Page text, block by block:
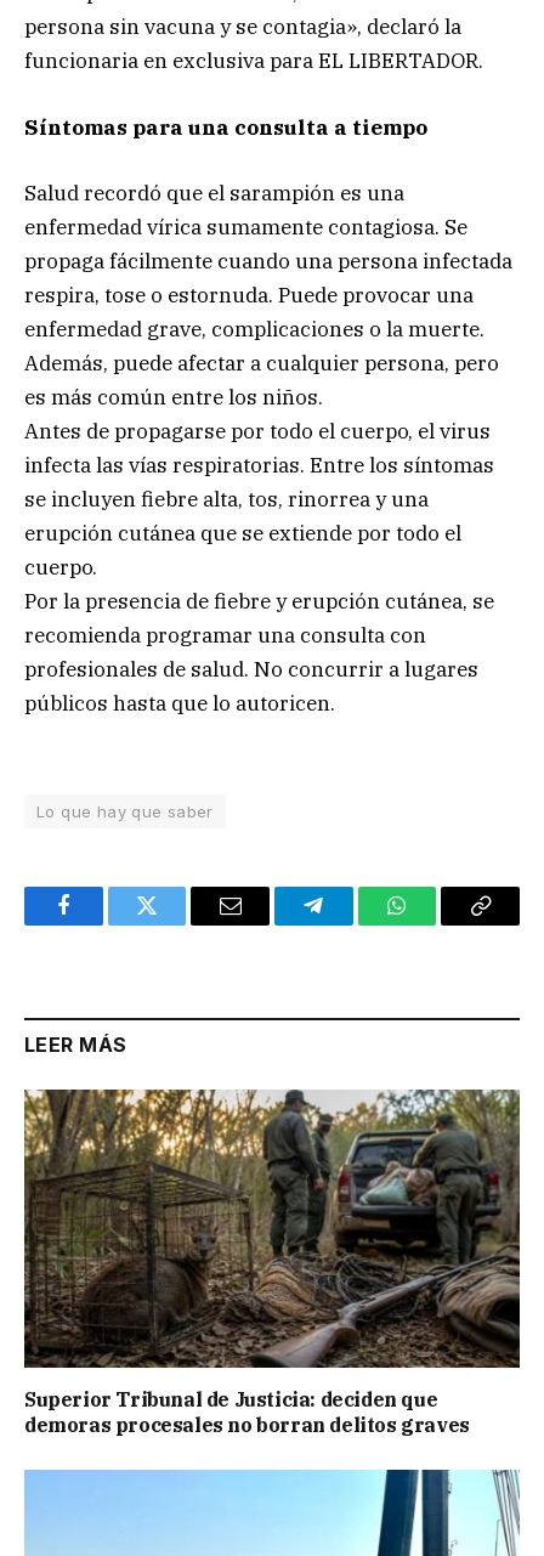
persona sin vacuna y se contagia», declaró la
funcionaria en exclusiva para EL LIBERTADOR.
Síntomas para una consulta a tiempo
Salud recordó que el sarampión es una
enfermedad vírica sumamente contagiosa. Se
propaga fácilmente cuando una persona infectada
respira, tose o estornuda. Puede provocar una
enfermedad grave, complicaciones o la muerte.
Además, puede afectar a cualquier persona, pero
es más común entre los niños.
Antes de propagarse por todo el cuerpo, el virus
infecta las vías respiratorias. Entre los síntomas
se incluyen fiebre alta, tos, rinorrea y una
erupción cutánea que se extiende por todo el
cuerpo.
Por la presencia de fiebre y erupción cutánea, se
recomienda programar una consulta con
profesionales de salud. No concurrir a lugares
públicos hasta que lo autoricen.
Lo que hay que saber
FacebookTwitter Email TelegramWhatsAppCopy
LEER MÁS
Superior Tribunal de Justicia: deciden que
demoras procesales no borran delitos graves